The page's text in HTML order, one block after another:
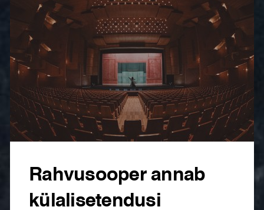
Rahvusooper annab
külalisetendusi